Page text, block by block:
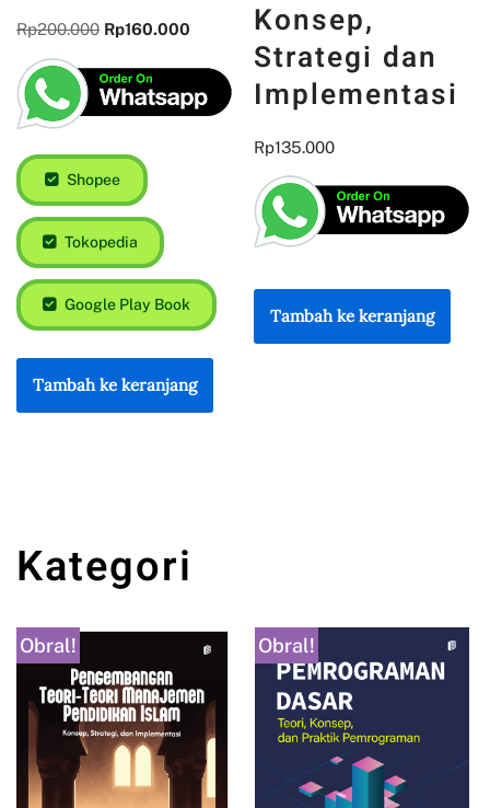
Rp200.000 Rp160.000
Shopee
Tokopedia
Google Play Book
Tambah ke keranjang
Konsep,
Strategi dan
Implementasi
Rp135.000
Tambah ke keranjang
Kategori
Obral! Obral!